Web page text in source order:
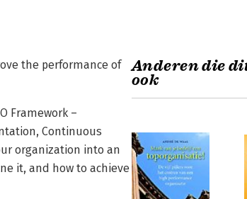
the performance of
Framework –
Continuous
organization into an
it, and how to achieve
Anderen die
ook